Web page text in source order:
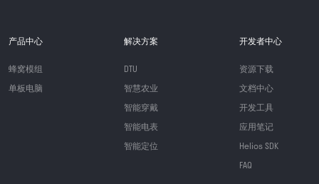
产品中心
蜂窝模组
单板电脑
解决方案
DTU
智慧农业
智能穿戴
智能电表
智能定位
开发者中心
资源下载
文档中心
开发工具
应用笔记
Helios SDK
FAQ